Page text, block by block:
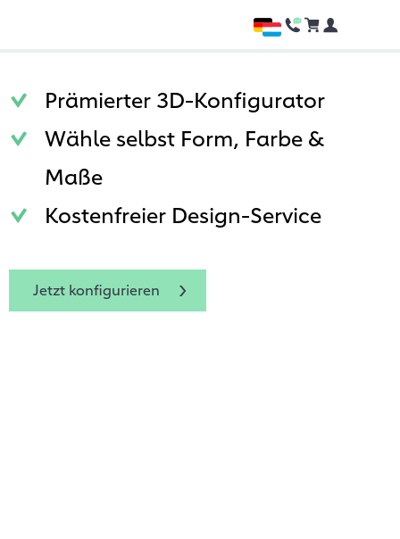
Prämierter 3D-Konfigurator
Wähle selbst Form, Farbe &
Maße
Kostenfreier Design-Service
Jetzt konfigurieren